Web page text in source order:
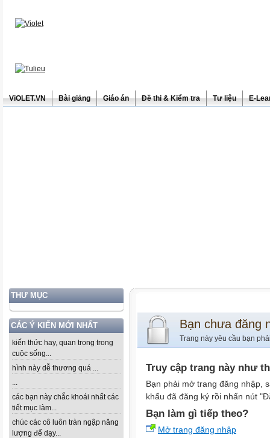
ViOLET.VN Bài giảng Giáo án Đề thi & Kiểm tra Tư liệu E-
THƯ MỤC
CÁC Ý KIẾN MỚI NHẤT
kiến thức hay, quan trọng trong
cuộc sống...
hình này dễ thương quá ...
...
các bạn này chắc khoái nhất các
tiết mục làm...
chúc các cô luôn tràn ngập năng
lượng để dạy...
Bạn chưa đăng
Trang này yêu cầu bạn
Truy cập trang này như
Bạn phải mở trang đăng nhập,
khẩu đã đăng ký rồi nhấn nút
Bạn làm gì tiếp theo?
Mở trang đăng nhập